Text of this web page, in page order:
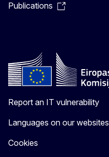
Publications
Report an IT vulnerability
Languages on our websites
Cookies